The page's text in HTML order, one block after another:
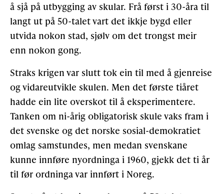
å sjå på utbygging av skular. Frå først i 30-åra til
langt ut på 50-talet vart det ikkje bygd eller
utvida nokon stad, sjølv om det trongst meir
enn nokon gong.
Straks krigen var slutt tok ein til med å gjenreise
og vidareutvikle skulen. Men det første tiåret
hadde ein lite overskot til å eksperimentere.
Tanken om ni-årig obligatorisk skule vaks fram i
det svenske og det norske sosial-demokratiet
omlag samstundes, men medan svenskane
kunne innføre nyordninga i 1960, gjekk det ti år
til før ordninga var innført i Noreg.